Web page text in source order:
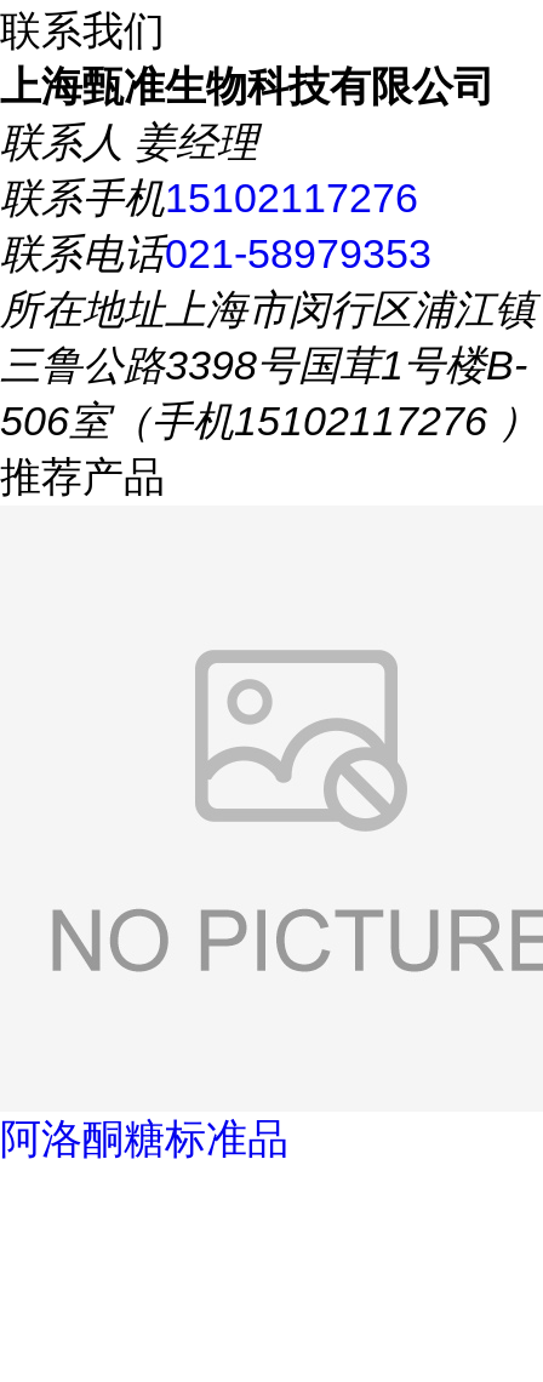
联系我们
上海甄准生物科技有限公司
联系人 姜经理
联系手机15102117276
联系电话021-58979353
所在地址上海市闵行区浦江镇
三鲁公路3398号国茸1号楼B-
506室（手机15102117276 ）
推荐产品
阿洛酮糖标准品